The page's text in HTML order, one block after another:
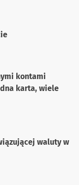
kontami
karta, wiele
waluty w